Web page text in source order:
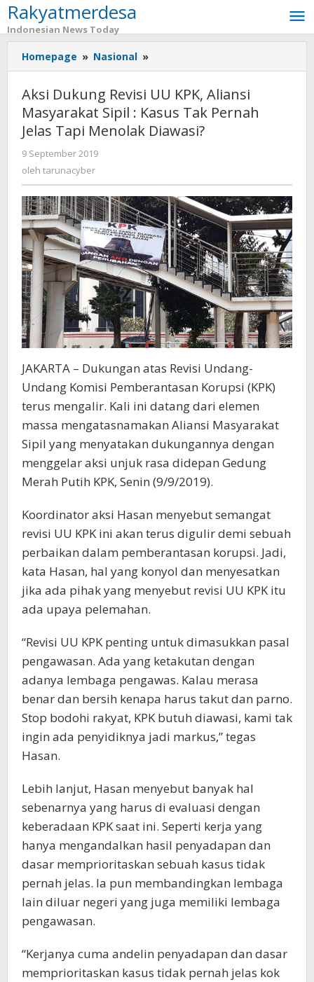
Lewati
ke
konten
Rakyatmerdesa
Indonesian News Today
Homepage » Nasional »
Dukung
UU
KPK,
Aliansi
Kasus
Tak
Pernah
Jelas
Tapi
Menolak
Diawasi?
Aksi Dukung Revisi UU KPK, Aliansi
Masyarakat Sipil : Kasus Tak Pernah
Jelas Tapi Menolak Diawasi?
9 September 2019
oleh tarunacyber
JAKARTA – Dukungan atas Revisi Undang-
Undang Komisi Pemberantasan Korupsi (KPK)
terus mengalir. Kali ini datang dari elemen
massa mengatasnamakan Aliansi Masyarakat
Sipil yang menyatakan dukungannya dengan
menggelar aksi unjuk rasa didepan Gedung
Merah Putih KPK, Senin (9/9/2019).
Koordinator aksi Hasan menyebut semangat
revisi UU KPK ini akan terus digulir demi sebuah
perbaikan dalam pemberantasan korupsi. Jadi,
kata Hasan, hal yang konyol dan menyesatkan
jika ada pihak yang menyebut revisi UU KPK itu
ada upaya pelemahan.
“Revisi UU KPK penting untuk dimasukkan pasal
pengawasan. Ada yang ketakutan dengan
adanya lembaga pengawas. Kalau merasa
benar dan bersih kenapa harus takut dan parno.
Stop bodohi rakyat, KPK butuh diawasi, kami tak
ingin ada penyidiknya jadi markus,” tegas
Hasan.
Lebih lanjut, Hasan menyebut banyak hal
sebenarnya yang harus di evaluasi dengan
keberadaan KPK saat ini. Seperti kerja yang
hanya mengandalkan hasil penyadapan dan
dasar memprioritaskan sebuah kasus tidak
pernah jelas. Ia pun membandingkan lembaga
lain diluar negeri yang juga memiliki lembaga
pengawasan.
“Kerjanya cuma andelin penyadapan dan dasar
memprioritaskan kasus tidak pernah jelas kok